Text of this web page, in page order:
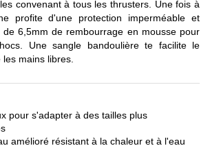
convenant à tous les thrusters. Une fois à
profite d'une protection imperméable et
6,5mm de rembourrage en mousse pour
Une sangle bandoulière te facilite le
mains libres.
pour s'adapter à des tailles plus
amélioré résistant à la chaleur et à l'eau